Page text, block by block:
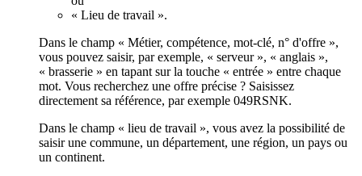
« Lieu de travail ».
Dans le champ « Métier, compétence, mot-clé, n° d'offre »,
vous pouvez saisir, par exemple, « serveur », « anglais »,
« brasserie » en tapant sur la touche « entrée » entre chaque
mot. Vous recherchez une offre précise ? Saisissez
directement sa référence, par exemple 049RSNK.
Dans le champ « lieu de travail », vous avez la possibilité de
saisir une commune, un département, une région, un pays ou
un continent.